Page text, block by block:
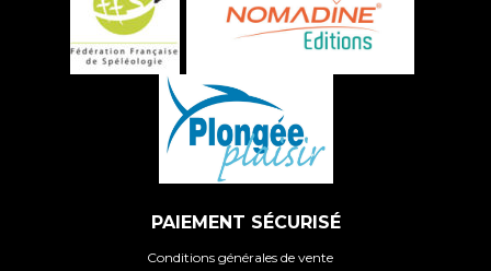
PAIEMENT SÉCURISÉ
Conditions générales de vente